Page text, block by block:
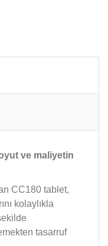
ve maliyetin
CC180 tablet,
kolaylıkla
tasarruf